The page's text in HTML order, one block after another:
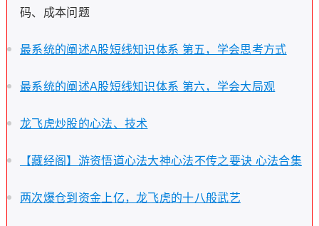
码、成本问题
最系统的阐述A股短线知识体系 第五，学会思考方式
最系统的阐述A股短线知识体系 第六，学会大局观
龙飞虎炒股的心法、技术
【藏经阁】游资悟道心法大神心法不传之要诀 心法合集
两次爆仓到资金上亿，龙飞虎的十八般武艺